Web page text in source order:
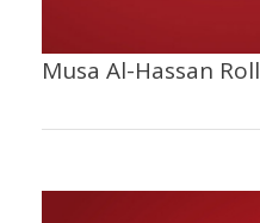
Musa Al-Hassan Roll